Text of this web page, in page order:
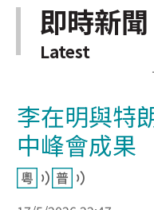
即時新聞
Latest
李在明與特
中峰會成果